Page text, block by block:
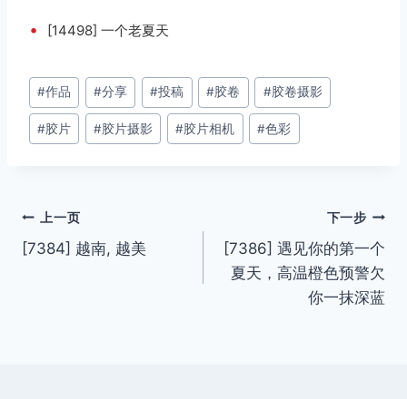
• [14498] 一个老夏天
文
章
标
#作品 #分享 #投稿 #胶卷 #胶卷摄影
#胶片 #胶片摄影 #胶片相机 #色彩
文
章
上一页
[7384] 越南, 越美
下一步
[7386] 遇见你的第一个
夏天，高温橙色预警欠
你一抹深蓝